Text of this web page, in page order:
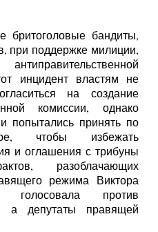
бритоголовые бандиты,
при поддержке милиции,
инцидент властям не
на создание
комиссии, однако
попытались принять по
чтобы избежать
и оглашения с трибуны
разоблачающих
режима Виктора
голосовала против
а депутаты правящей